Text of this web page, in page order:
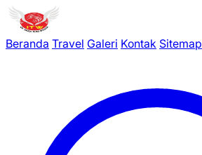
Beranda Travel Galeri Kontak Sitemap